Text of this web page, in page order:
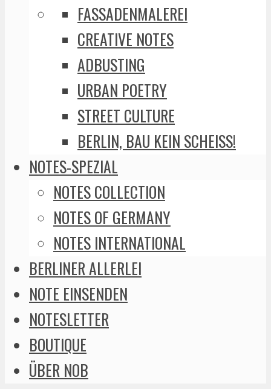
FASSADENMALEREI
CREATIVE NOTES
ADBUSTING
URBAN POETRY
STREET CULTURE
BERLIN, BAU KEIN SCHEISS!
NOTES-SPEZIAL
NOTES COLLECTION
NOTES OF GERMANY
NOTES INTERNATIONAL
BERLINER ALLERLEI
NOTE EINSENDEN
NOTESLETTER
BOUTIQUE
ÜBER NOB